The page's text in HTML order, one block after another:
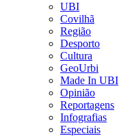
UBI
Covilhã
Região
Desporto
Cultura
GeoUrbi
Made In UBI
Opinião
Reportagens
Infografias
Especiais